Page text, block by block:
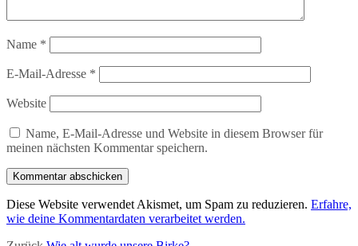
Name *
E-Mail-Adresse *
Website
Name, E-Mail-Adresse und Website in diesem Browser für
meinen nächsten Kommentar speichern.
Diese Website verwendet Akismet, um Spam zu reduzieren. Erfahre,
wie deine Kommentardaten verarbeitet werden.